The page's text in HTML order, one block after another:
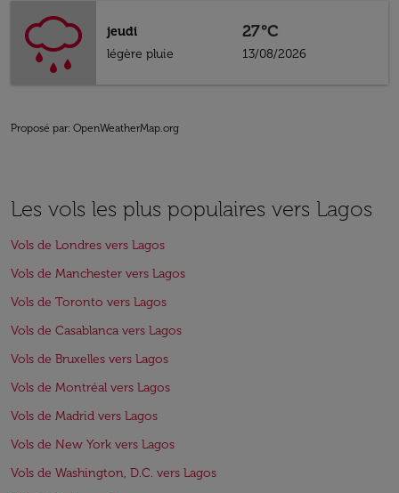
jeudi
légère pluie
27°C
13/08/2026
Proposé par: OpenWeatherMap.org
Les vols les plus populaires vers Lagos
Vols de Londres vers Lagos
Vols de Manchester vers Lagos
Vols de Toronto vers Lagos
Vols de Casablanca vers Lagos
Vols de Bruxelles vers Lagos
Vols de Montréal vers Lagos
Vols de Madrid vers Lagos
Vols de New York vers Lagos
Vols de Washington, D.C. vers Lagos